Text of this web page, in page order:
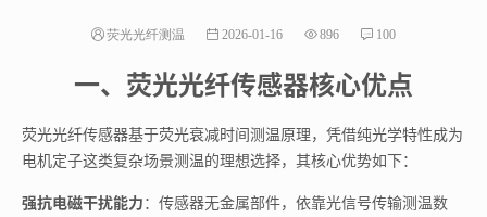
荧光光纤测温 2026-01-16 896 100
一、荧光光纤传感器核心优点
荧光光纤传感器基于荧光衰减时间测温原理，凭借纯光学特性成为
电机定子这类复杂场景测温的理想选择，其核心优势如下：
强抗电磁干扰能力：传感器无金属部件，依靠光信号传输测温数